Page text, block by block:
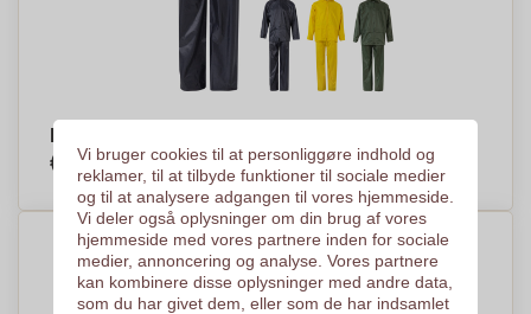
€21,06 Efter stykke, baseret på % af stykker
Vi bruger cookies til at personliggøre indhold og
reklamer, til at tilbyde funktioner til sociale medier
og til at analysere adgangen til vores hjemmeside.
Vi deler også oplysninger om din brug af vores
hjemmeside med vores partnere inden for sociale
medier, annoncering og analyse. Vores partnere
kan kombinere disse oplysninger med andre data,
som du har givet dem, eller som de har indsamlet